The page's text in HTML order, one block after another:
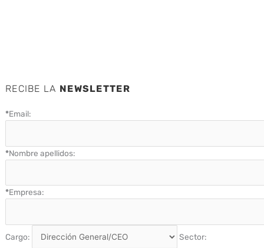
RECIBE LA NEWSLETTER
*Email:
*Nombre apellidos:
*Empresa:
Cargo: Sector: